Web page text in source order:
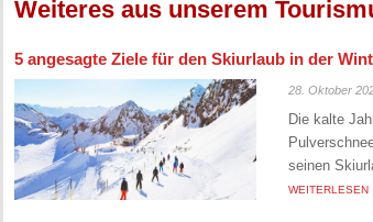
Weiteres aus unserem
5 angesagte Ziele für den Skiurlaub in der
28. Oktober
Die kalte
seinen
WEITERLESEN